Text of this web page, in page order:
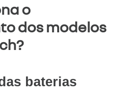
o
dos modelos
baterias